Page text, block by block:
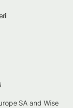
SA and Wise